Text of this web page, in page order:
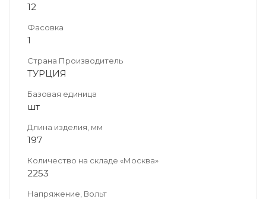
12
Фасовка
1
Страна Производитель
ТУРЦИЯ
Базовая единица
шт
Длина изделия, мм
197
Количество на складе «Москва»
2253
Напряжение, Вольт